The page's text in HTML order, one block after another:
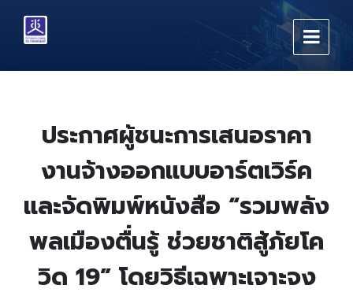
content
main
footer
ประกาศผู้ชนะการเสนอราคา
งานจ้างออกแบบอาร์ตเวิร์ค
และจัดพิมพ์หนังสือ “รวมพลัง
พลเมืองตื่นรู้ ช่วยชาติสู้ภัยโค
วิด 19” โดยวิธีเฉพาะเจาะจง